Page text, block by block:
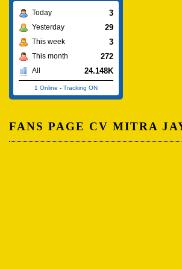
Today 3
Yesterday 29
This week 3
This month 272
All 24.148K
1 Online - Tracking ON
FANS PAGE CV MITRA